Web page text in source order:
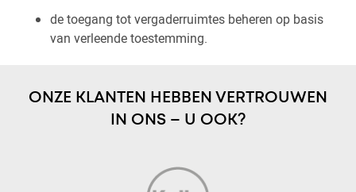
de toegang tot vergaderruimtes beheren op basis
van verleende toestemming.
ONZE KLANTEN HEBBEN VERTROUWEN
IN ONS – U OOK?